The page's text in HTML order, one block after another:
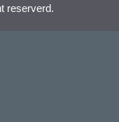
reserverd.